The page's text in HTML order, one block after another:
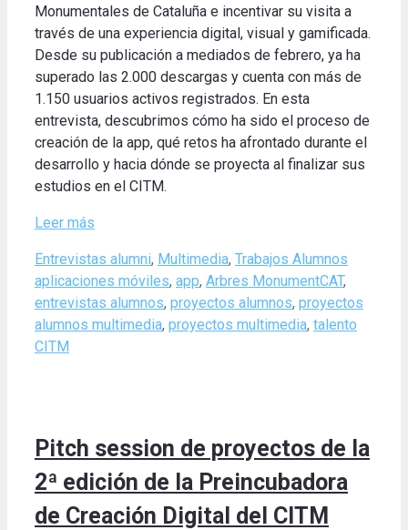
Monumentales de Cataluña e incentivar su visita a
través de una experiencia digital, visual y gamificada.
Desde su publicación a mediados de febrero, ya ha
superado las 2.000 descargas y cuenta con más de
1.150 usuarios activos registrados. En esta
entrevista, descubrimos cómo ha sido el proceso de
creación de la app, qué retos ha afrontado durante el
desarrollo y hacia dónde se proyecta al finalizar sus
estudios en el CITM.
Leer más
Categories
Entrevistas alumni, Multimedia, Trabajos Alumnos
aplicaciones móviles, app, Arbres MonumentCAT,
entrevistas alumnos, proyectos alumnos, proyectos
alumnos multimedia, proyectos multimedia, talento
CITM
Pitch session de proyectos de la
2ª edición de la Preincubadora
de Creación Digital del CITM